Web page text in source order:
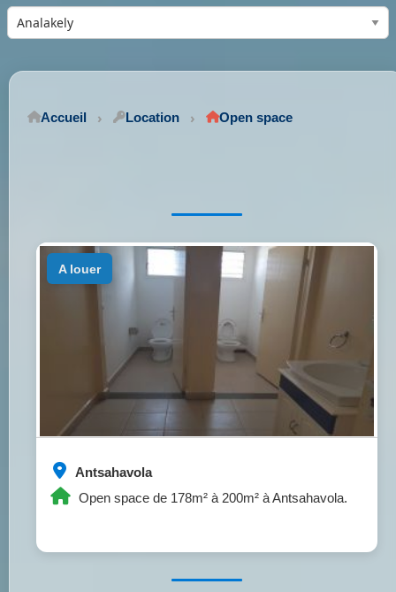
Accueil Location Open space
Antsahavola
Open space de 178m² à 200m² à Antsahavola.
a louer